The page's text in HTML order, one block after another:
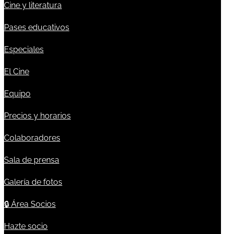
Cine y literatura
Pases educativos
Especiales
El Cine
Equipo
Precios y horarios
Colaboradores
Sala de prensa
Galería de fotos
🔒 Área Socios
Hazte socio